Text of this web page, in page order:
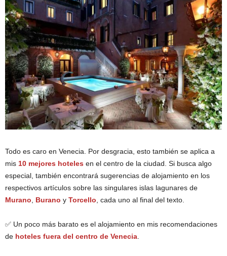
Todo es caro en Venecia. Por desgracia, esto también se aplica a
mis 10 mejores hoteles en el centro de la ciudad. Si busca algo
especial, también encontrará sugerencias de alojamiento en los
respectivos artículos sobre las singulares islas lagunares de
Murano, Burano y Torcello, cada uno al final del texto.
✅ Un poco más barato es el alojamiento en mis recomendaciones
de hoteles fuera del centro de Venecia.